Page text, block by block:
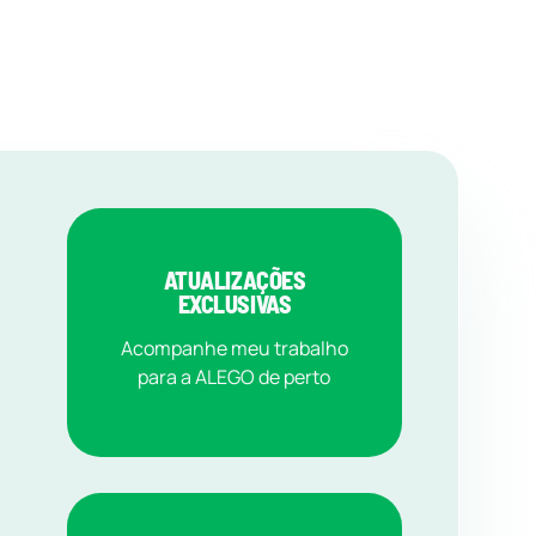
ATUALIZAÇÕES
EXCLUSIVAS
Acompanhe meu trabalho
para a ALEGO de perto